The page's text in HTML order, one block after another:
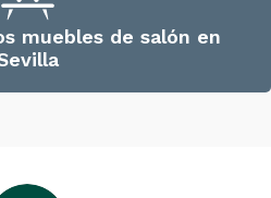
muebles de salón en